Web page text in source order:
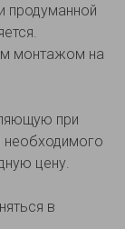
продуманной
монтажом на
при
необходимого
цену.
в